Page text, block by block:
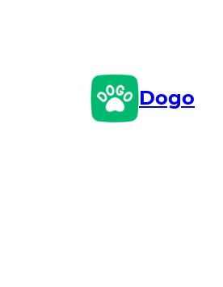
Dogo